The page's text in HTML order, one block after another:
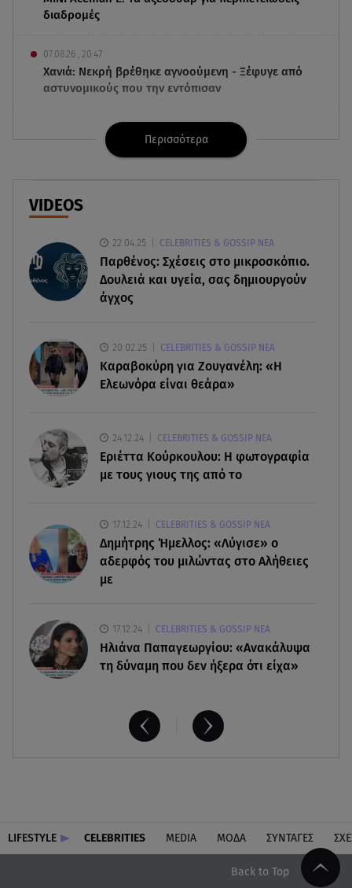
διαδρομές
07.08.26 , 20:47
Χανιά: Νεκρή βρέθηκε αγνοούμενη - Ξέφυγε από
αστυνομικούς που την εντόπισαν
Μυστράς: Κρίσιμος για το κατηγορητήριο ο
χρόνος θανάτου του 90χρονου
07.08.26 , 20:13
Κυψέλη: Tι βρέθηκε στο διαμέρισμα της
07.08.26 , 19:15
Συντάξεις Σεπτεμβρίου: Πότε θα μπουν τα
χρήματα στους λογαριασμούς
07.08.26 , 18:45
Φωτιά στο Στεφάνι Κορίνθου: Μήνυμα από το 112
- Σηκώθηκαν εναέρια μέσα
Έξοδος Αυγούστου: Στο 100% η πληρότητα για
Κυκλάδες
αποτελέσματα
Περισσότερα
VIDEOS
22.04.25 CELEBRITIES & GOSSIP ΝΕΑ
Παρθένος: Σχέσεις στο μικροσκόπιο.
Δουλειά και υγεία, σας δημιουργούν
άγχος
20.02.25 CELEBRITIES & GOSSIP ΝΕΑ
Καραβοκύρη για Ζουγανέλη: «Η
Ελεωνόρα είναι θεάρα»
24.12.24 CELEBRITIES & GOSSIP ΝΕΑ
Εριέττα Κούρκουλου: Η φωτογραφία
με τους γιους της από το
17.12.24 CELEBRITIES & GOSSIP ΝΕΑ
Δημήτρης Ήμελλος: «Λύγισε» ο
αδερφός του μιλώντας στο Αλήθειες
με
17.12.24 CELEBRITIES & GOSSIP ΝΕΑ
Ηλιάνα Παπαγεωργίου: «Ανακάλυψα
τη δύναμη που δεν ήξερα ότι είχα»
LIFESTYLE CELEBRITIES MEDIA ΜΟΔΑ ΣΥΝΤΑΓΕΣ
Back to Top